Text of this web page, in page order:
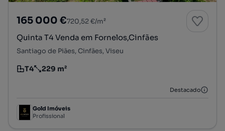
165 000 €720,52 €/m²
Quinta T4 Venda em Fornelos,Cinfães
Santiago de Piães, Cinfães, Viseu
Tipologia
T4
Preço por metro quadrado
229 m²
Destacado
Gold Imóveis
Profissional